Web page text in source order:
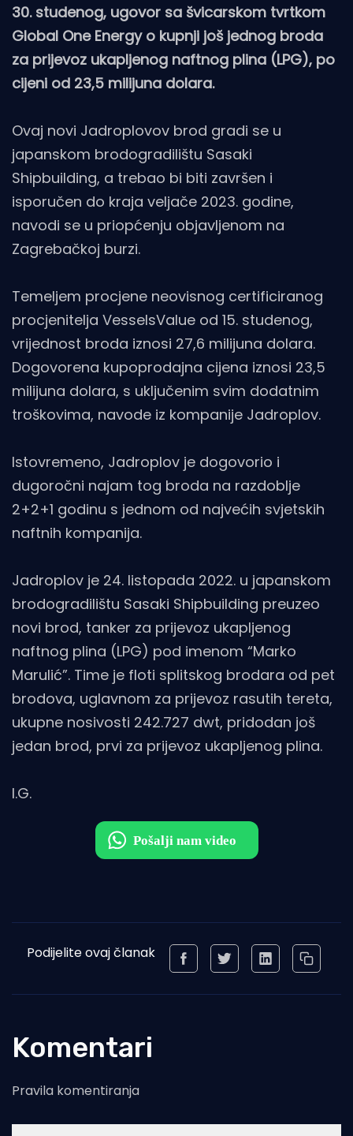
30. studenog, ugovor sa švicarskom tvrtkom
Global One Energy o kupnji još jednog broda
za prijevoz ukapljenog naftnog plina (LPG), po
cijeni od 23,5 milijuna dolara.
Ovaj novi Jadroplovov brod gradi se u
japanskom brodogradilištu Sasaki
Shipbuilding, a trebao bi biti završen i
isporučen do kraja veljače 2023. godine,
navodi se u priopćenju objavljenom na
Zagrebačkoj burzi.
Temeljem procjene neovisnog certificiranog
procjenitelja VesselsValue od 15. studenog,
vrijednost broda iznosi 27,6 milijuna dolara.
Dogovorena kupoprodajna cijena iznosi 23,5
milijuna dolara, s uključenim svim dodatnim
troškovima, navode iz kompanije Jadroplov.
Istovremeno, Jadroplov je dogovorio i
dugoročni najam tog broda na razdoblje
2+2+1 godinu s jednom od najvećih svjetskih
naftnih kompanija.
Jadroplov je 24. listopada 2022. u japanskom
brodogradilištu Sasaki Shipbuilding preuzeo
novi brod, tanker za prijevoz ukapljenog
naftnog plina (LPG) pod imenom “Marko
Marulić”. Time je floti splitskog brodara od pet
brodova, uglavnom za prijevoz rasutih tereta,
ukupne nosivosti 242.727 dwt, pridodan još
jedan brod, prvi za prijevoz ukapljenog plina.
I.G.
Podijelite ovaj članak
Komentari
Pravila komentiranja